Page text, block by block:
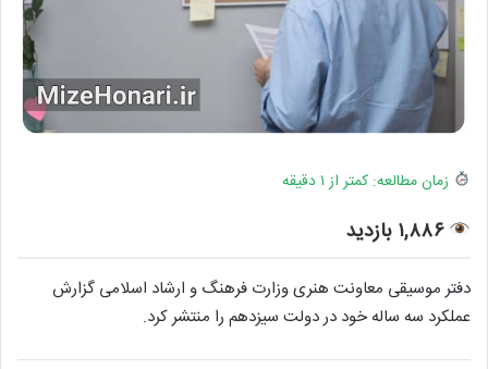
زمان مطالعه: کمتر از ۱ دقیقه
۱,۸۸۶ بازدید
دفتر موسیقی معاونت هنری وزارت فرهنگ و ارشاد اسلامی گزارش
عملکرد سه‌ ساله خود در دولت سیزدهم را منتشر کرد.